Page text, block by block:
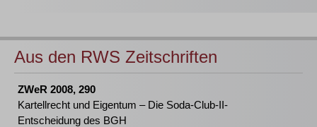
Aus den RWS Zeitschriften
ZWeR 2008, 290
Kartellrecht und Eigentum – Die Soda-Club-II-
Entscheidung des BGH